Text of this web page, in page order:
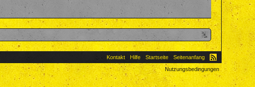
Kontakt Hilfe Startseite
Seitenanfang
Nutzungsbedingungen